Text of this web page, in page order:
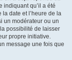
indiquant qu’il a été
date et l’heure de la
un modérateur ou un
possibilité de laisser
propre initiative.
message une fois que